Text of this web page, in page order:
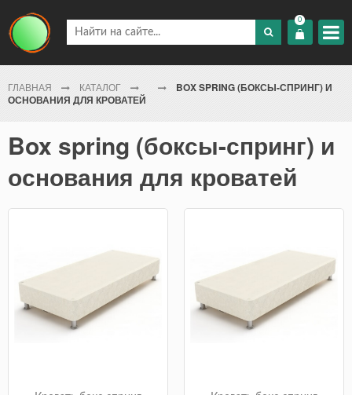
0
ГЛАВНАЯ КАТАЛОГ
BOX SPRING (БОКСЫ-СПРИНГ) И
ОСНОВАНИЯ ДЛЯ КРОВАТЕЙ
Box spring (боксы-спринг) и
основания для кроватей